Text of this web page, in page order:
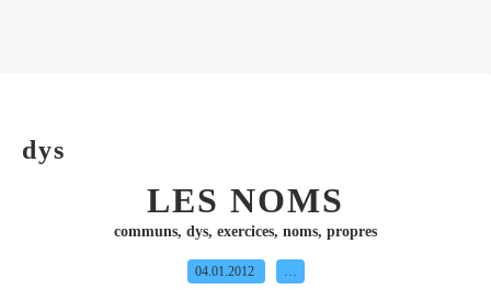
dys
LES NOMS
communs, dys, exercices, noms, propres
04.01.2012 …